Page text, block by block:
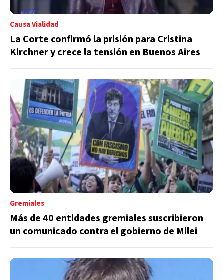
Causa Vialidad
La Corte confirmó la prisión para Cristina
Kirchner y crece la tensión en Buenos Aires
Gremiales
Más de 40 entidades gremiales suscribieron
un comunicado contra el gobierno de Milei